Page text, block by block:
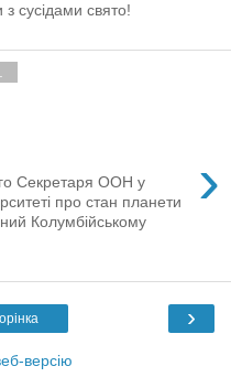
сусідами свято!
›
Секретаря ООН у
про стан планети
Колумбійському
›
версію